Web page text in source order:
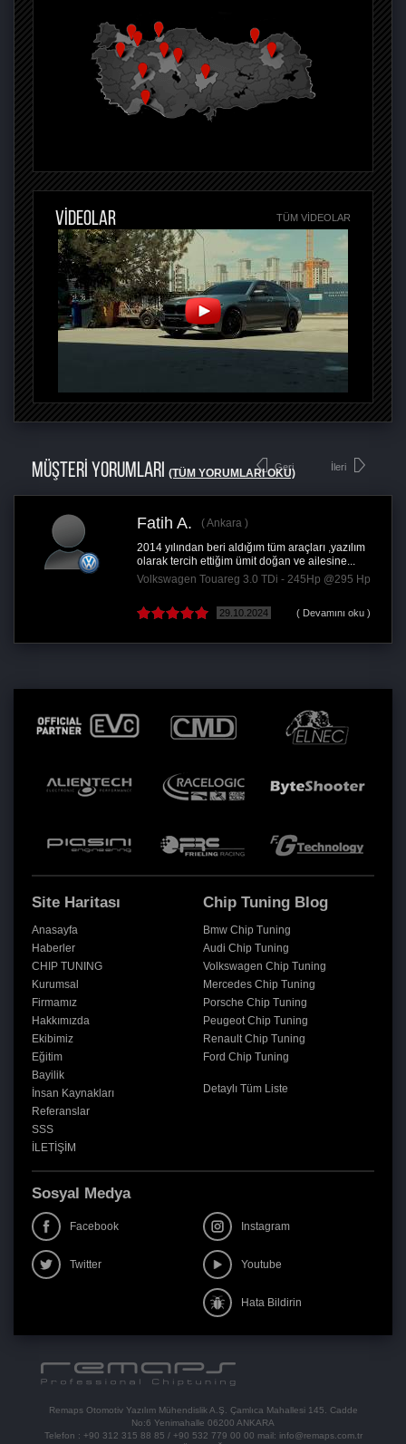
VİDEOLAR TÜM VIDEOLAR
MÜŞTERİ YORUMLARI (TÜM YORUMLARI OKU)
Geri
Fatih A.
Ankara
2014 yılından beri aldığım tüm araçları ,yazılım
olarak tercih ettiğim ümit doğan ve ailesine...
Volkswagen Touareg 3.0 TDi - 245Hp @295 Hp
29.10.2024 ( Devamını oku )
İleri
Site Haritası
Anasayfa
Haberler
CHIP TUNING
Kurumsal
Firmamız
Hakkımızda
Ekibimiz
Eğitim
Bayilik
İnsan Kaynakları
Referanslar
SSS
İLETİŞİM
Chip Tuning Blog
Bmw Chip Tuning
Audi Chip Tuning
Volkswagen Chip Tuning
Mercedes Chip Tuning
Porsche Chip Tuning
Peugeot Chip Tuning
Renault Chip Tuning
Ford Chip Tuning
Detaylı Tüm Liste
Sosyal Medya
Facebook Instagram
Twitter Youtube
Hata Bildirin
Remaps Otomotiv Yazılım Mühendislik A.Ş. Çamlıca Mahallesi 145. Cadde
No:6 Yenimahalle 06200 ANKARA
Telefon : +90 312 315 88 85 / +90 532 779 00 00 mail: info@remaps.com.tr